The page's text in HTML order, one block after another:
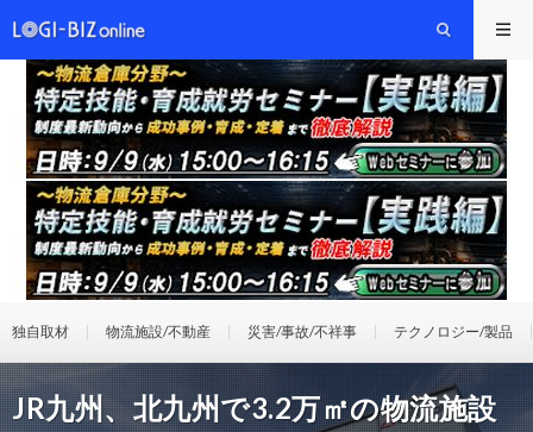
独自取材 物流施設/不動産 災害/事故/不祥事 テクノロジー/製品
JR九州、北九州で3.2万㎡の物流施設